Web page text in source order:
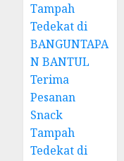
Tampah
Tedekat di
BANGUNTAPA
N BANTUL
Terima
Pesanan
Snack
Tampah
Tedekat di